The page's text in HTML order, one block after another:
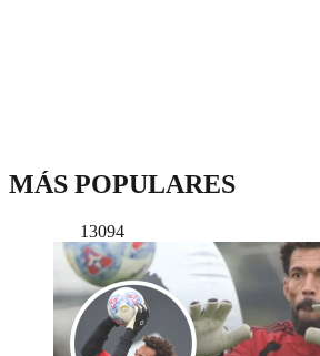
MÁS POPULARES
13094